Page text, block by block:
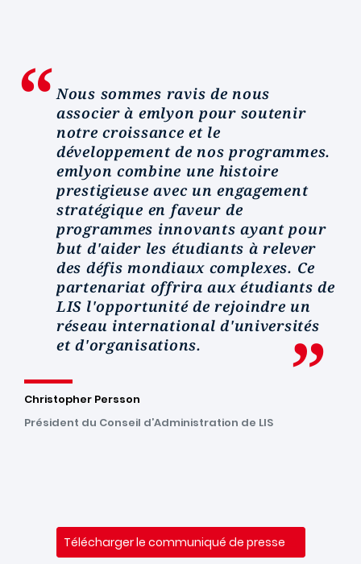
Nous sommes ravis de nous
associer à emlyon pour soutenir
notre croissance et le
développement de nos programmes.
emlyon combine une histoire
prestigieuse avec un engagement
stratégique en faveur de
programmes innovants ayant pour
but d'aider les étudiants à relever
des défis mondiaux complexes. Ce
partenariat offrira aux étudiants de
LIS l'opportunité de rejoindre un
réseau international d'universités
et d'organisations.
Christopher Persson
Président du Conseil d’Administration de LIS
Télécharger le communiqué de presse